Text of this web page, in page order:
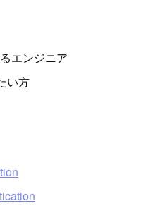
エンジニア
い方